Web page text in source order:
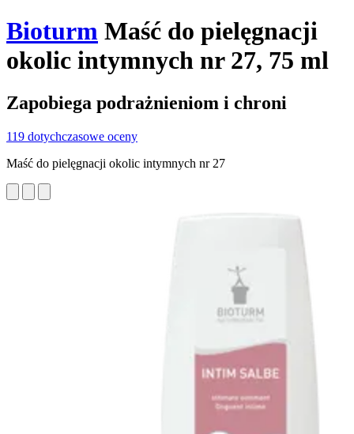
Bioturm Maść do pielęgnacji
okolic intymnych nr 27, 75 ml
Zapobiega podrażnieniom i chroni
119 dotychczasowe oceny
Maść do pielęgnacji okolic intymnych nr 27